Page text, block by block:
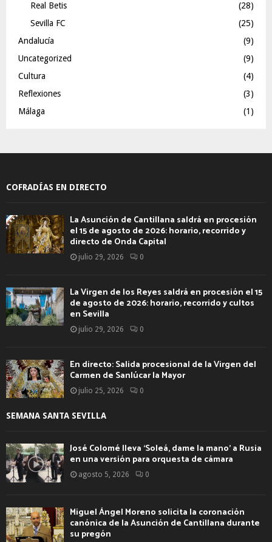
Real Betis
(28)
Sevilla FC
(25)
Andalucía
(9)
Uncategorized
(9)
Cultura
(4)
Reflexiones
(3)
Málaga
(1)
COFRADÍAS EN DIRECTO
La Asunción de Cantillana saldrá en procesión
el 15 de agosto de 2026: horario, recorrido y
directo de Onda Capital
julio 29, 2026 0
La Virgen de los Reyes saldrá en procesión el 15
de agosto de 2026: horario, recorrido y cultos
en Sevilla
julio 29, 2026 0
En directo: Salida procesional de la Virgen del
Carmen de Sanlúcar la Mayor
julio 25, 2026 0
SEMANA SANTA SEVILLA
José Colomé lleva ‘Soleá, dame la mano’ a Rusia
en una versión para orquesta de cámara
agosto 5, 2026 0
Miguel Ángel Moreno solicita la coronación
canónica de la Asunción de Cantillana durante
su pregón